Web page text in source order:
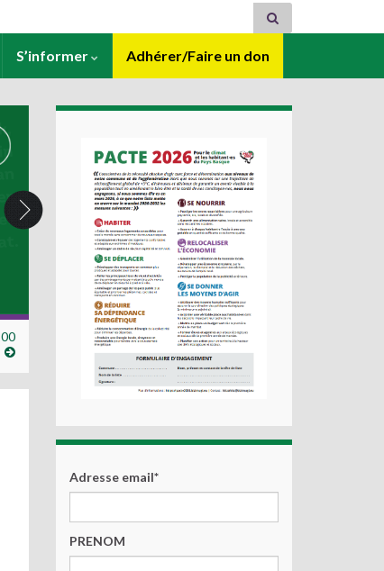
S’informer Adhérer/Faire un don
Adresse email*
PRENOM